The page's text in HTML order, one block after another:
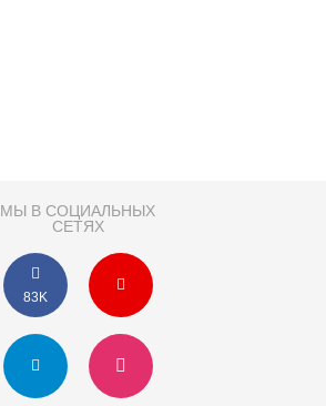
МЫ В СОЦИАЛЬНЫХ
СЕТЯХ
83K